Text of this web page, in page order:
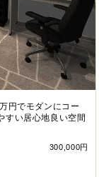
円でモダンにコー
すい居心地良い空間
300,000円